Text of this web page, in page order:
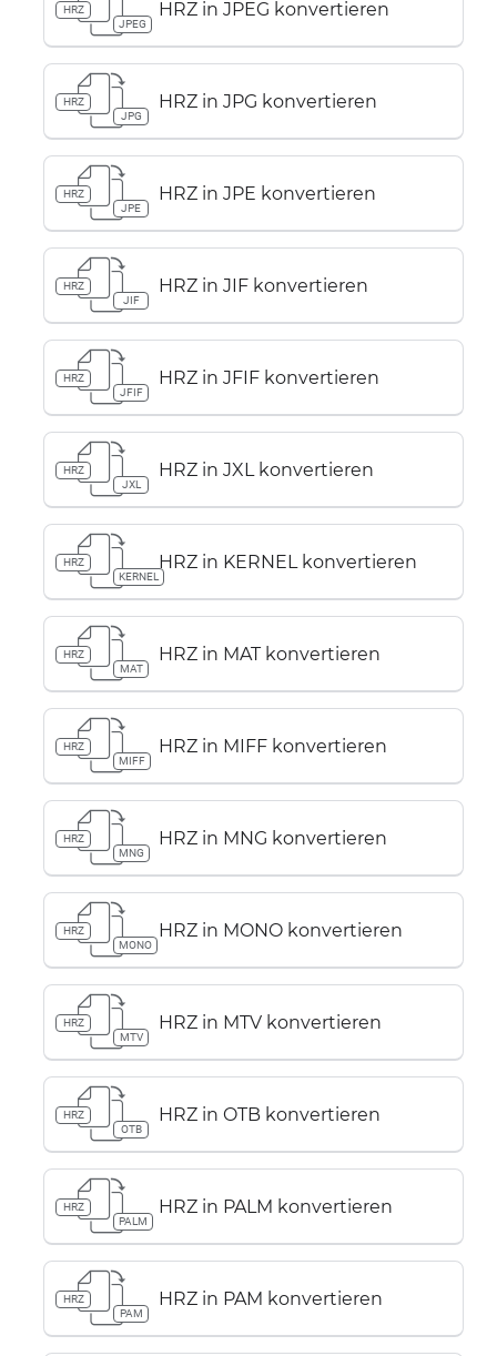
HRZ
JPEG
HRZ in JPEG konvertieren
HRZ
JPG
HRZ in JPG konvertieren
HRZ
JPE
HRZ in JPE konvertieren
HRZ
JIF
HRZ in JIF konvertieren
HRZ
JFIF
HRZ in JFIF konvertieren
HRZ
JXL
HRZ in JXL konvertieren
HRZ
KERNEL
HRZ in KERNEL konvertieren
HRZ
MAT
HRZ in MAT konvertieren
HRZ
MIFF
HRZ in MIFF konvertieren
HRZ
MNG
HRZ in MNG konvertieren
HRZ
MONO
HRZ in MONO konvertieren
HRZ
MTV
HRZ in MTV konvertieren
HRZ
OTB
HRZ in OTB konvertieren
HRZ
PALM
HRZ in PALM konvertieren
HRZ
PAM
HRZ in PAM konvertieren